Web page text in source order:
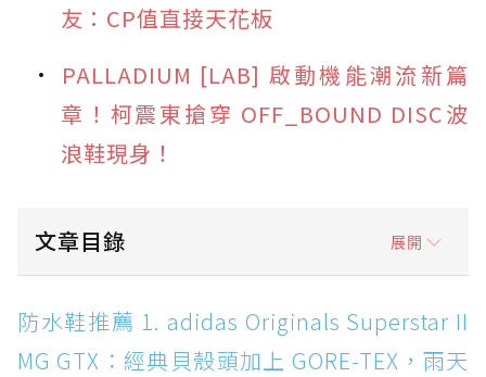
友：CP值直接天花板
PALLADIUM [LAB] 啟動機能潮流新篇
章！柯震東搶穿 OFF_BOUND DISC波
浪鞋現身！
文章目錄 展開
防水鞋推薦 1. adidas Originals Superstar II
MG GTX：經典貝殼頭加上 GORE-TEX，雨天街
頭穿搭神鞋
防水鞋推薦 1. adidas Originals Superstar II
MG GTX：經典貝殼頭加上 GORE-TEX，雨天